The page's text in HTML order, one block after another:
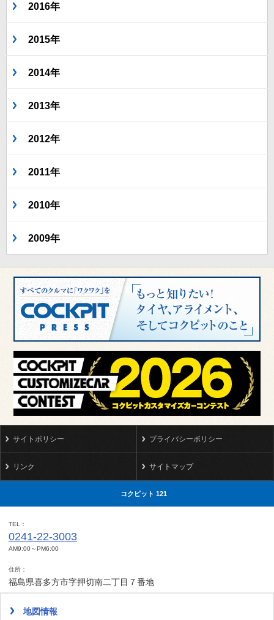
2016年
2015年
2014年
2013年
2012年
2011年
2010年
2009年
サイトポリシー プライバシーポリシー
リンク サイトマップ
コクピット 121
TEL
0241-22-3003
AM9:00～PM6:00
住所
福島県喜多方市字押切南二丁目７番地
地図情報